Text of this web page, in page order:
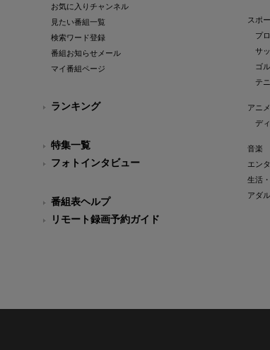
お気に入りチャンネル
見たい番組一覧
検索ワード登録
番組お知らせメール
マイ番組ページ
ランキング
特集一覧
フォトインタビュー
番組表ヘルプ
リモート録画予約ガイド
スポ
プ
サ
ゴ
テ
アニ
デ
音楽
エン
生活
アダ